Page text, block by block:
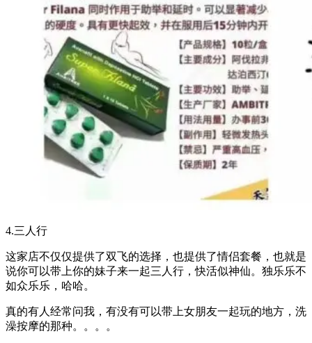
4.三人行
这家店不仅仅提供了双飞的选择，也提供了情侣套餐，也就是
说你可以带上你的妹子来一起三人行，快活似神仙。独乐乐不
如众乐乐，哈哈。
真的有人经常问我，有没有可以带上女朋友一起玩的地方，洗
澡按摩的那种。。。。